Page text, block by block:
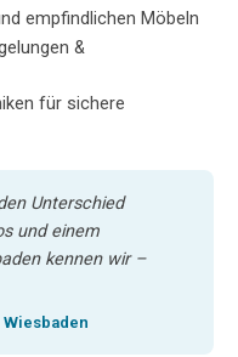
empfindlichen Möbeln
&
für sichere
Unterschied
und einem
kennen wir –